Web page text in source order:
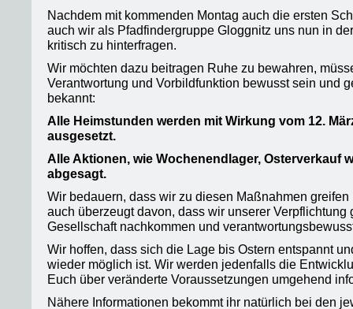
Nachdem mit kommenden Montag auch die ersten
auch wir als Pfadfindergruppe Gloggnitz uns nun in
kritisch zu hinterfragen.
Wir möchten dazu beitragen Ruhe zu bewahren,
Verantwortung und Vorbildfunktion bewusst sein und
bekannt:
Alle Heimstunden werden mit Wirkung vom 12.
ausgesetzt.
Alle Aktionen, wie Wochenendlager, Osterverkauf
abgesagt.
Wir bedauern, dass wir zu diesen Maßnahmen
auch überzeugt davon, dass wir unserer Verpflichtung
Gesellschaft nachkommen und
Wir hoffen, dass sich die Lage bis Ostern entspannt
wieder möglich ist. Wir werden jedenfalls die
Euch über veränderte Voraussetzungen umgehend
Nähere Informationen bekommt ihr natürlich bei den